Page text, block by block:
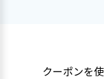
クーポンを